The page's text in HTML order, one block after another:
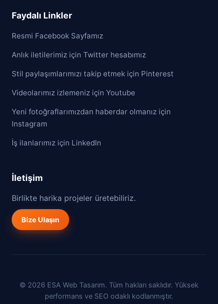
Faydalı Linkler
Resmi Facebook Sayfamız
Anlık iletilerimiz için Twitter hesabımız
Stil paylaşımlarımızı takip etmek için Pinterest
Videolarımız izlemeniz için Youtube
Yeni fotoğraflarımızdan haberdar olmanız için
Instagram
İş ilanlarımız için LinkedIn
İletişim
Birlikte harika projeler üretebiliriz.
Bize Ulaşın
© 2026 ESA Web Tasarım. Tüm hakları saklıdır. Yüksek
performans ve SEO odaklı kodlanmıştır.